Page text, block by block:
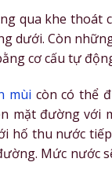
qua khe thoát
dưới. Còn
cơ cấu tự
mùi còn có thể
mặt đường với
hố thu nước
Mức nước